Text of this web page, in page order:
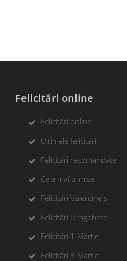
Felicitări online
Felicitări online
Ultimele felicitări
Felicitări recomandate
Cele mai trimise
Felicitări Valentine's
Felicitări Dragobete
Felicitări 1 Martie
Felicitări 8 Martie